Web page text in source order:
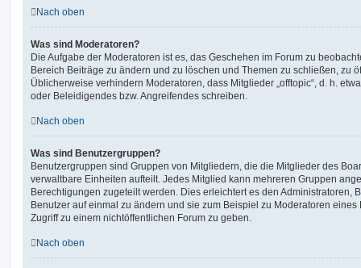
Nach oben
Was sind Moderatoren?
Die Aufgabe der Moderatoren ist es, das Geschehen im Forum zu
Bereich Beiträge zu ändern und zu löschen und Themen zu schließen, zu
Üblicherweise verhindern Moderatoren, dass Mitglieder „offtopic“, d. h.
oder Beleidigendes bzw. Angreifendes schreiben.
Nach oben
Was sind Benutzergruppen?
Benutzergruppen sind Gruppen von Mitgliedern, die die Mitglieder des
verwaltbare Einheiten aufteilt. Jedes Mitglied kann mehreren Gruppen
Berechtigungen zugeteilt werden. Dies erleichtert es den Administratoren,
Benutzer auf einmal zu ändern und sie zum Beispiel zu Moderatoren
Zugriff zu einem nichtöffentlichen Forum zu geben.
Nach oben